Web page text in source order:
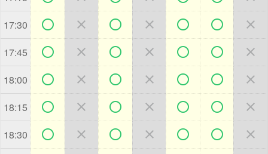
17:30       
17:45       
18:00       
18:15       
18:30       